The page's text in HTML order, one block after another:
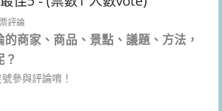
評論
的商家、商品、景點、議題、方法，
參與評論唷！